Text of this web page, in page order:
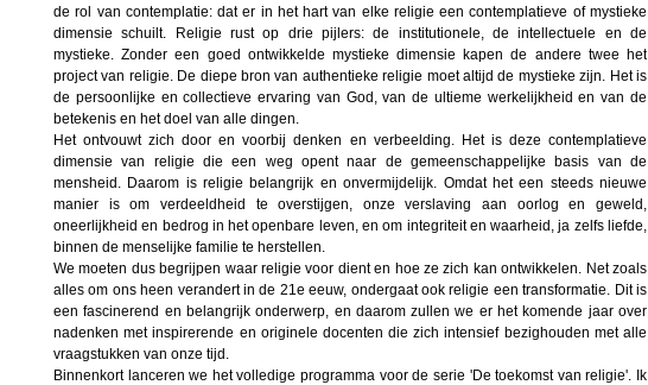
de rol van contemplatie: dat er in het hart van elke religie een contemplatieve of mystieke
dimensie schuilt. Religie rust op drie pijlers: de institutionele, de intellectuele en de
mystieke. Zonder een goed ontwikkelde mystieke dimensie kapen de andere twee het
project van religie. De diepe bron van authentieke religie moet altijd de mystieke zijn. Het is
de persoonlijke en collectieve ervaring van God, van de ultieme werkelijkheid en van de
betekenis en het doel van alle dingen.
Het ontvouwt zich door en voorbij denken en verbeelding. Het is deze contemplatieve
dimensie van religie die een weg opent naar de gemeenschappelijke basis van de
mensheid. Daarom is religie belangrijk en onvermijdelijk. Omdat het een steeds nieuwe
manier is om verdeeldheid te overstijgen, onze verslaving aan oorlog en geweld,
oneerlijkheid en bedrog in het openbare leven, en om integriteit en waarheid, ja zelfs liefde,
binnen de menselijke familie te herstellen.
We moeten dus begrijpen waar religie voor dient en hoe ze zich kan ontwikkelen. Net zoals
alles om ons heen verandert in de 21e eeuw, ondergaat ook religie een transformatie. Dit is
een fascinerend en belangrijk onderwerp, en daarom zullen we er het komende jaar over
nadenken met inspirerende en originele docenten die zich intensief bezighouden met alle
vraagstukken van onze tijd.
Binnenkort lanceren we het volledige programma voor de serie 'De toekomst van religie'. Ik